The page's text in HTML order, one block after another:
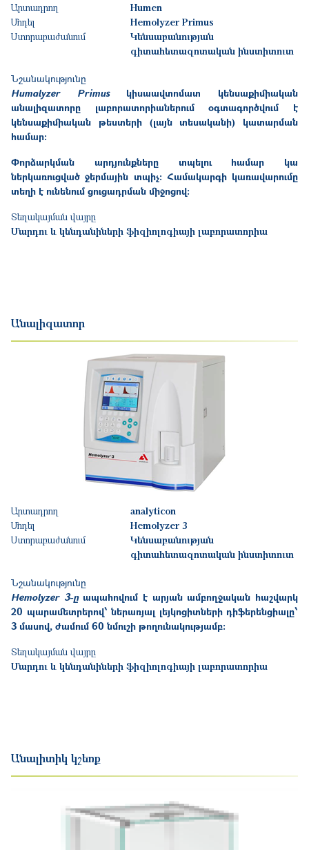
Արտադրող
Humen
Մոդել
Hemolyzer Primus
Ստորաբաժանում
Կենսաբանության
գիտահետազոտական ինստիտուտ
Նշանակությունը
Humalyzer Primusկիսաավտոմատ կենսաքիմիական
անալիզատորը լաբորատորիաներում օգտագործվում է
կենսաքիմիական թեստերի (լայն տեսականի) կատարման
համար:
Փորձարկման արդյունքները տպելու համար կա
ներկառուցված ջերմային տպիչ: Համակարգի կառավարումը
տեղի է ունենում ցուցադրման միջոցով:
Տեղակայման վայրը
Մարդու և կենդանիների ֆիզիոլոգիայի լաբորատորիա
Անալիզատոր
Արտադրող
analyticon
Մոդել
Hemolyzer 3
Ստորաբաժանում
Կենսաբանության
գիտահետազոտական ինստիտուտ
Նշանակությունը
Hemolyzer 3-ըապահովում է արյան ամբողջական հաշվարկ
20 պարամետրերով՝ ներառյալ լեյկոցիտների դիֆերենցիալը՝
3 մասով, ժամում 60 նմուշի թողունակությամբ:
Տեղակայման վայրը
Մարդու և կենդանիների ֆիզիոլոգիայի լաբորատորիա
Անալիտիկ կշեռք